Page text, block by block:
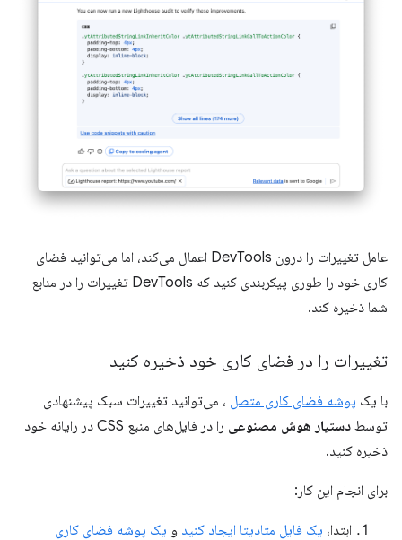
عامل تغییرات را درون DevTools اعمال می‌کند، اما می‌توانید فضای
کاری خود را طوری پیکربندی کنید که DevTools تغییرات را در منابع
شما ذخیره کند.
تغییرات را در فضای کاری خود ذخیره کنید
با یک پوشه فضای کاری متصل ، می‌توانید تغییرات سبک پیشنهادی
توسط دستیار هوش مصنوعی
را در فایل‌های منبع CSS در رایانه خود
ذخیره کنید.
برای انجام این کار:
ابتدا، یک فایل متادیتا ایجاد کنید و یک پوشه فضای کاری